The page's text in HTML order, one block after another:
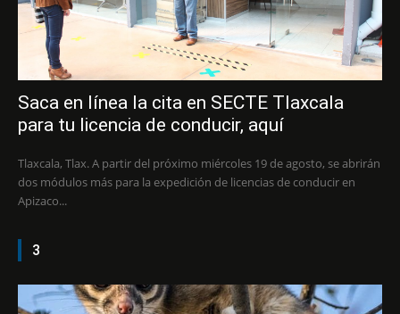
Saca en línea la cita en SECTE Tlaxcala
para tu licencia de conducir, aquí
Tlaxcala, Tlax. A partir del próximo miércoles 19 de agosto, se abrirán
dos módulos más para la expedición de licencias de conducir en
Apizaco...
3